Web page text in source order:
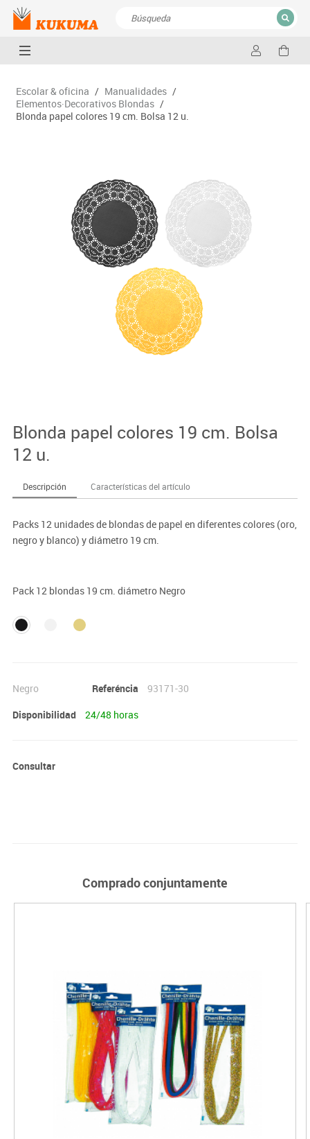
CERRAR
Escolar & oficina / Manualidades /
Elementos·Decorativos Blondas /
Blonda papel colores 19 cm. Bolsa 12 u.
Blonda papel colores 19 cm. Bolsa
12 u.
Descripción Características del artículo
Packs 12 unidades de blondas de papel en diferentes colores (oro,
negro y blanco) y diámetro 19 cm.
Pack 12 blondas 19 cm. diámetro Negro
Negro Referéncia
93171-30
Disponibilidad
24/48 horas
Consultar
Comprado conjuntamente